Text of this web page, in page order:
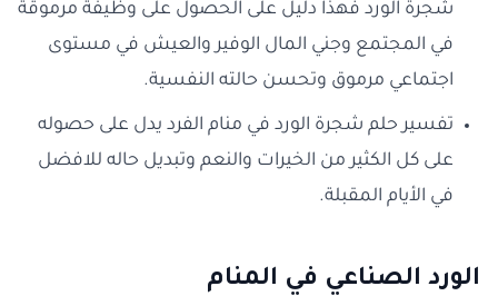
شجرة الورد فهذا دليل على الحصول على وظيفة مرموقة
في المجتمع وجني المال الوفير والعيش في مستوى
اجتماعي مرموق وتحسن حالته النفسية.
تفسير حلم شجرة الورد في منام الفرد يدل على حصوله
على كل الكثير من الخيرات والنعم وتبديل حاله للافضل
في الأيام المقبلة.
الورد الصناعي في المنام